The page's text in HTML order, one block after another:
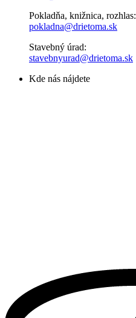
Pokladňa, knižnica, rozhlas:
pokladna@drietoma.sk
Stavebný úrad:
stavebnyurad@drietoma.sk
Kde nás nájdete